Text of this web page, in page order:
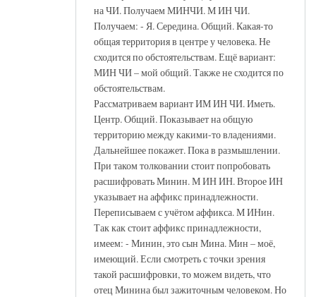
на ЧИ. Получаем МИНЧИ. М ИН ЧИ.
Получаем: - Я. Середина. Общий. Какая-то
общая территория в центре у человека. Не
сходится по обстоятельствам. Ещё вариант:
МИН ЧИ – мой общий. Также не сходится по
обстоятельствам.
Рассматриваем вариант ИМ ИН ЧИ. Иметь.
Центр. Общий. Показывает на общую
территорию между какими-то владениями.
Дальнейшее покажет. Пока в размышлении.
При таком толковании стоит попробовать
расшифровать Минин. М ИН ИН. Второе ИН
указывает на аффикс принадлежности.
Переписываем с учётом аффикса. М ИНин.
Так как стоит аффикс принадлежности,
имеем: - Минин, это сын Мина. Мин – моё,
имеющий. Если смотреть с точки зрения
такой расшифровки, то можем видеть, что
отец Минина был зажиточным человеком. Но